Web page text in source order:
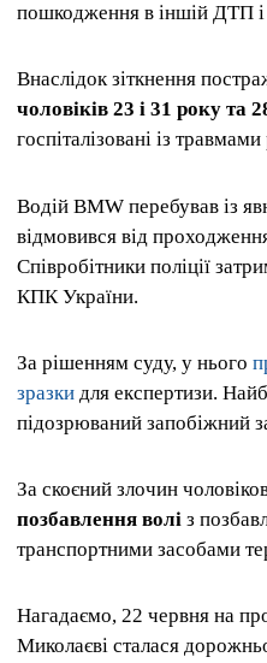
пошкодження в іншій ДТП і
Внаслідок зіткнення
чоловіків 23 і 31 року та
госпіталізовані із
Водій BMW перебував із
відмовився від
Співробітники поліції
КПК України.
За рішенням суду, у нього
зразки для експертизи.
підозрюваний запобіжний
За скоєний злочин
позбавлення волі з
транспортними засобами
Нагадаємо, 22 червня на
Миколаєві сталася